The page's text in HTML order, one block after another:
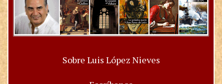
Sobre Luis López Nieves